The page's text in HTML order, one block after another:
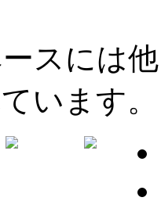
スには
います。